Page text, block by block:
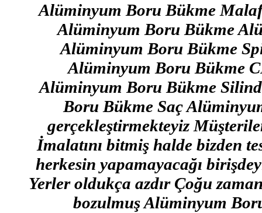
Alüminyum Boru Bükme
Alüminyum Boru Bükme
Alüminyum Boru Bükme
Alüminyum Boru Bükme
Alüminyum Boru Bükme
Boru Bükme Saç
gerçekleştirmekteyiz
İmalatını bitmiş halde bizden
herkesin yapamayacağı
Yerler oldukça azdır Çoğu
bozulmuş Alüminyum